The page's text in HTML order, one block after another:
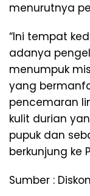
menurutnya
“Ini tempat
adanya
menumpuk
yang
pencemaran
kulit durian
pupuk dan
berkunjung ke
Sumber :